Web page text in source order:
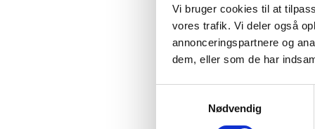
Vi bruger cookies til at
vores trafik. Vi deler også
annonceringspartnere og
dem, eller som de har
Nødvendig
For de
slette
Vi har